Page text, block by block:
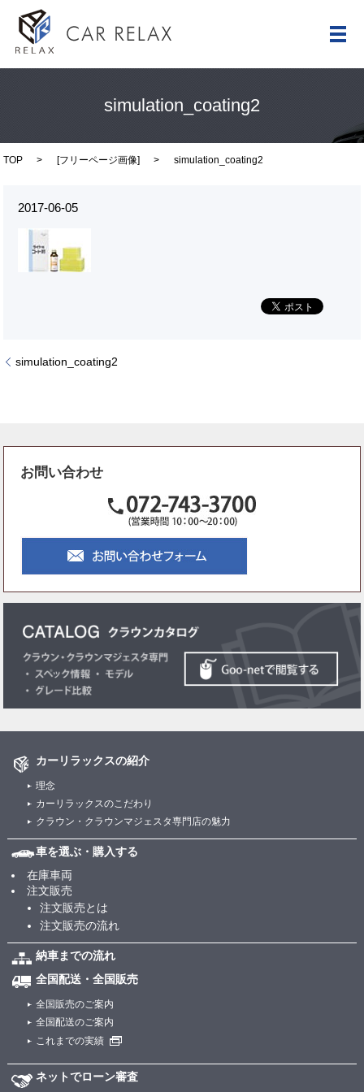
メ
simulation_coating2
TOP [フリーページ画像] simulation_coating2
2017-06-05
simulation_coating2
お問い合わせ
カーリラックスの紹介
理念
カーリラックスのこだわり
クラウン・クラウンマジェスタ専門店の魅力
車を選ぶ・購入する
在庫車両
注文販売
注文販売とは
注文販売の流れ
納車までの流れ
全国配送・全国販売
全国販売のご案内
全国配送のご案内
これまでの実績
ネットでローン審査